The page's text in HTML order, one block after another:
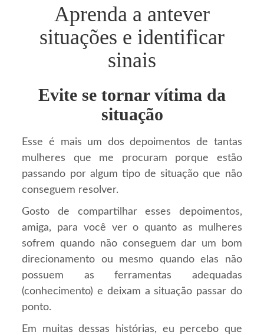
Aprenda a antever
situações e identificar
sinais
Evite se tornar vítima da
situação
Esse é mais um dos depoimentos de tantas
mulheres que me procuram porque estão
passando por algum tipo de situação que não
conseguem resolver.
Gosto de compartilhar esses depoimentos,
amiga, para você ver o quanto as mulheres
sofrem quando não conseguem dar um bom
direcionamento ou mesmo quando elas não
possuem as ferramentas adequadas
(conhecimento) e deixam a situação passar do
ponto.
Em muitas dessas histórias, eu percebo que